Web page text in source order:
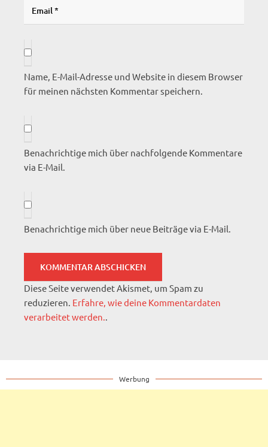
Name, E-Mail-Adresse und Website in diesem Browser
für meinen nächsten Kommentar speichern.
Benachrichtige mich über nachfolgende Kommentare
via E-Mail.
Benachrichtige mich über neue Beiträge via E-Mail.
Diese Seite verwendet Akismet, um Spam zu
reduzieren. Erfahre, wie deine Kommentardaten
verarbeitet werden..
Werbung